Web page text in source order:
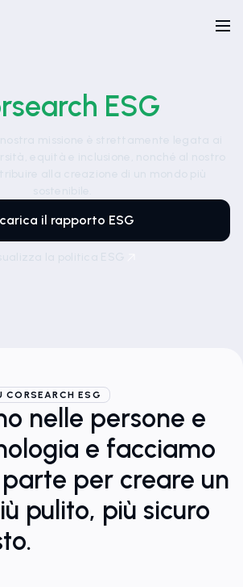
ESG
il rapporto ESG
CORSEARCH ESG
nelle persone e
e facciamo
parte per creare un
pulito, più sicuro